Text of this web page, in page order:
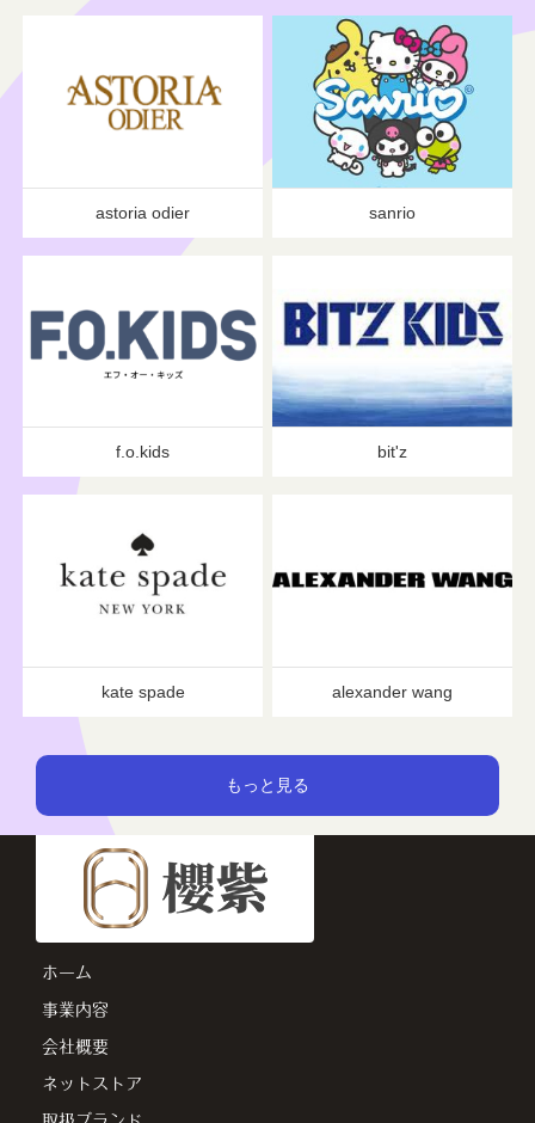
astoria odier sanrio
f.o.kids bit'z
kate spade alexander wang
ホーム
事業内容
会社概要
ネットストア